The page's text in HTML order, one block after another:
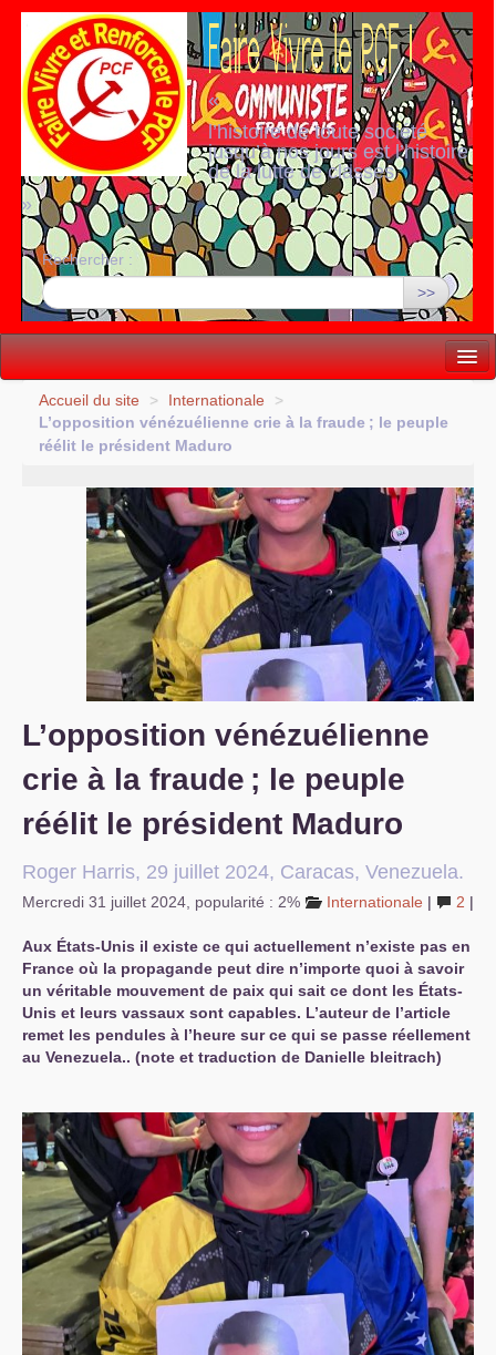
«
l’histoire de toute société
jusqu’à nos jours est l’histoire
de la lutte de classes
»
Rechercher :
>>
Vie politique
Lutter, Unir...
S’organiser
Comprendre...
Vie du site
Accueil du site > Internationale
>
L’opposition vénézuélienne crie à la fraude ; le peuple
réélit le président Maduro
L’opposition vénézuélienne
crie à la fraude ; le peuple
réélit le président Maduro
Roger Harris, 29 juillet 2024, Caracas, Venezuela.
Mercredi 31 juillet 2024 popularité : 2% Internationale | 2 |
Aux États-Unis il existe ce qui actuellement n’existe pas en
France où la propagande peut dire n’importe quoi à savoir
un véritable mouvement de paix qui sait ce dont les États-
Unis et leurs vassaux sont capables. L’auteur de l’article
remet les pendules à l’heure sur ce qui se passe réellement
au Venezuela.. (note et traduction de Danielle bleitrach)